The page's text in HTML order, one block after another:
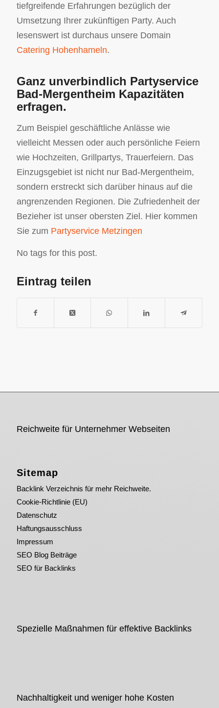
tiefgreifende Erfahrungen bezüglich der
Umsetzung Ihrer zukünftigen Party. Auch
lesenswert ist durchaus unsere Domain
Catering Hohenhameln.
Ganz unverbindlich Partyservice
Bad-Mergentheim Kapazitäten
erfragen.
Zum Beispiel geschäftliche Anlässe wie
vielleicht Messen oder auch persönliche Feiern
wie Hochzeiten, Grillpartys, Trauerfeiern. Das
Einzugsgebiet ist nicht nur Bad-Mergentheim,
sondern erstreckt sich darüber hinaus auf die
angrenzenden Regionen. Die Zufriedenheit der
Bezieher ist unser obersten Ziel. Hier kommen
Sie zum Partyservice Metzingen
No tags for this post.
Eintrag teilen
Reichweite für Unternehmer Webseiten
Sitemap
Backlink Verzeichnis für mehr Reichweite.
Cookie-Richtlinie (EU)
Datenschutz
Haftungsausschluss
Impressum
SEO Blog Beiträge
SEO für Backlinks
Spezielle Maßnahmen für effektive Backlinks
Nachhaltigkeit und weniger hohe Kosten